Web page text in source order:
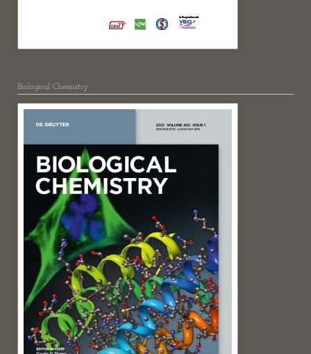
Biological Chemistry